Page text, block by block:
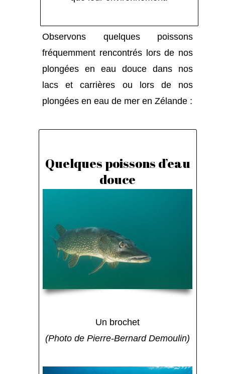
Observons quelques poissons
fréquemment rencontrés lors de nos
plongées en eau douce dans nos
lacs et carrières ou lors de nos
plongées en eau de mer en Zélande :
Quelques poissons d’eau
douce
Un brochet
(Photo de Pierre-Bernard Demoulin)